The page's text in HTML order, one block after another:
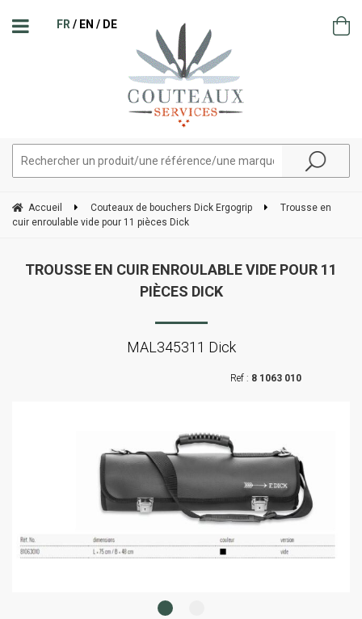
FR EN DE
Accueil Couteaux de bouchers Dick Ergogrip
Trousse en
cuir enroulable vide pour 11 pièces Dick
TROUSSE EN CUIR ENROULABLE VIDE POUR 11
PIÈCES DICK
MAL345311 Dick
8 1063 010